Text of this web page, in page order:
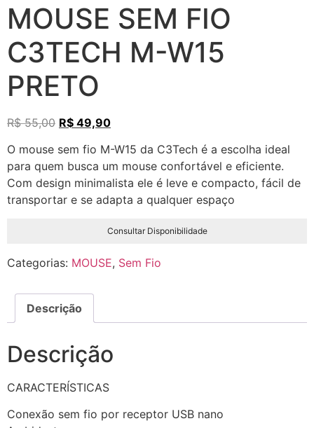
MOUSE SEM FIO
C3TECH M-W15
PRETO
R$55,00 R$ 49,90
O mouse sem fio M-W15 da C3Tech é a escolha ideal
para quem busca um mouse confortável e eficiente.
Com design minimalista ele é leve e compacto, fácil de
transportar e se adapta a qualquer espaço
Consultar Disponibilidade
Categorias: MOUSE, Sem Fio
Descrição
Descrição
CARACTERÍSTICAS
Conexão sem fio por receptor USB nano